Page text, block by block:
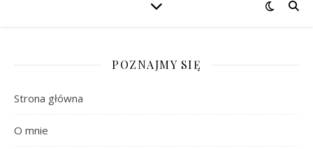
POZNAJMY SIĘ
Strona główna
O mnie